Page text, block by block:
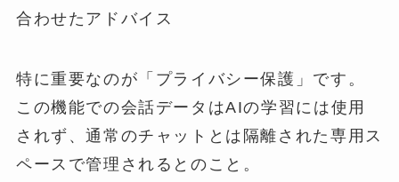
合わせたアドバイス
特に重要なのが「プライバシー保護」です。
この機能での会話データはAIの学習には使用
されず、通常のチャットとは隔離された専用ス
ペースで管理されるとのこと。